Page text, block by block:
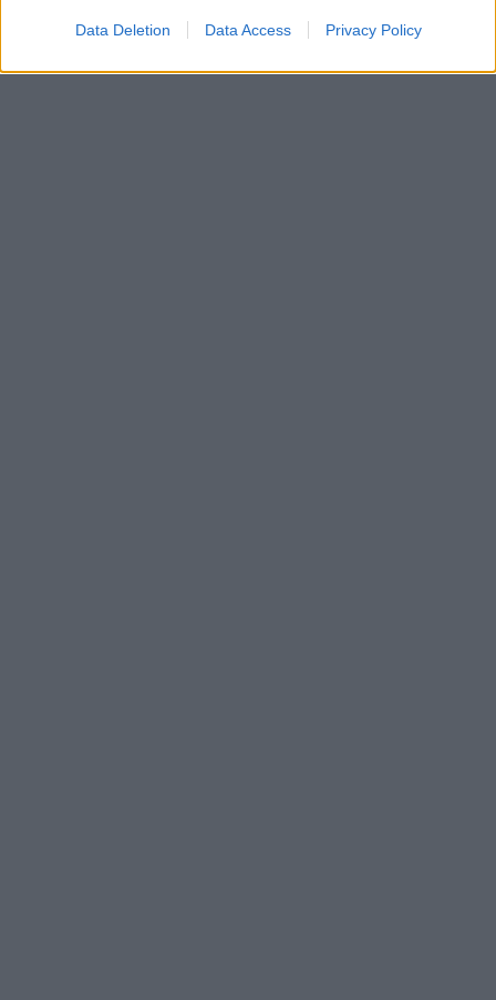
Data Deletion Data Access Privacy Policy